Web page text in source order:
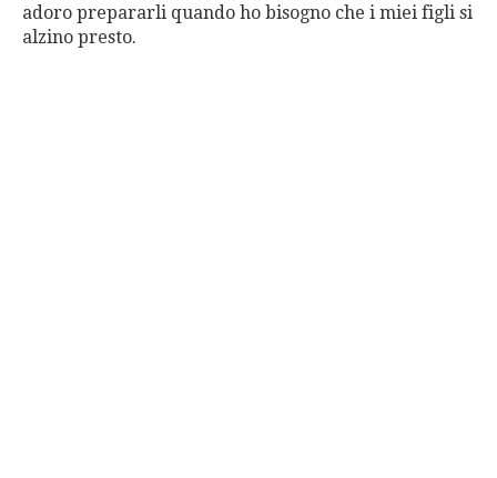
adoro prepararli quando ho bisogno che i miei figli si
alzino presto.